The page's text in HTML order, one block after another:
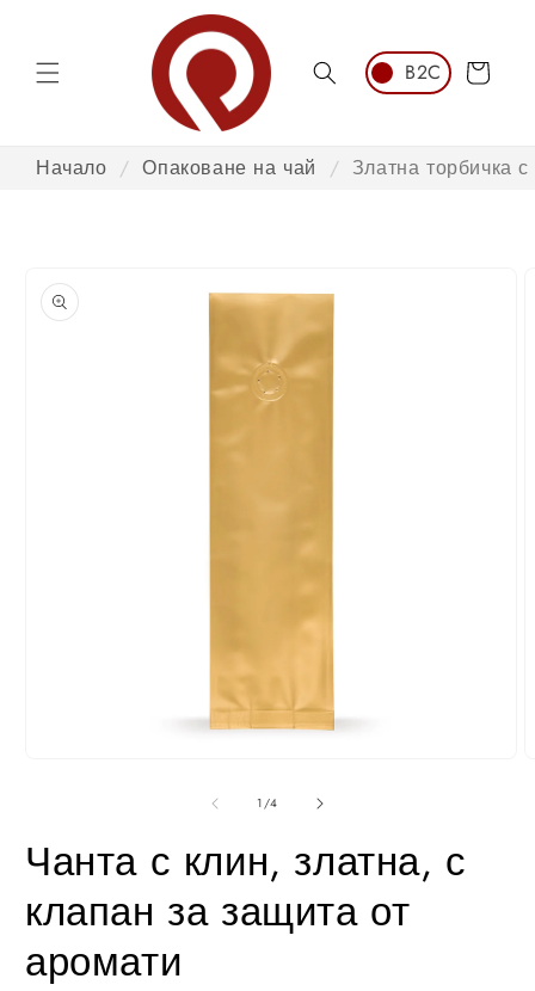
Количка
Начало / Опаковане на чай / Златна торбичка
информация
за продукта
1/от
4
Чанта с клин, златна, с
клапан за защита от
аромати